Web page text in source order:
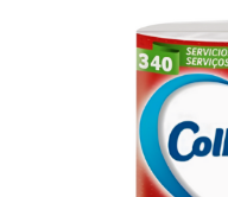
Colhogar papel
higienico Triple
Capa 4 rollos